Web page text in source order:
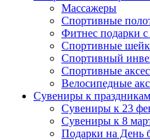
Массажеры
Спортивные
Фитнес подарки
Спортивные
Спортивный
Спортивные
Велосипедные
Сувениры к праздникам
Сувениры к 23
Сувениры к 8
Подарки на День